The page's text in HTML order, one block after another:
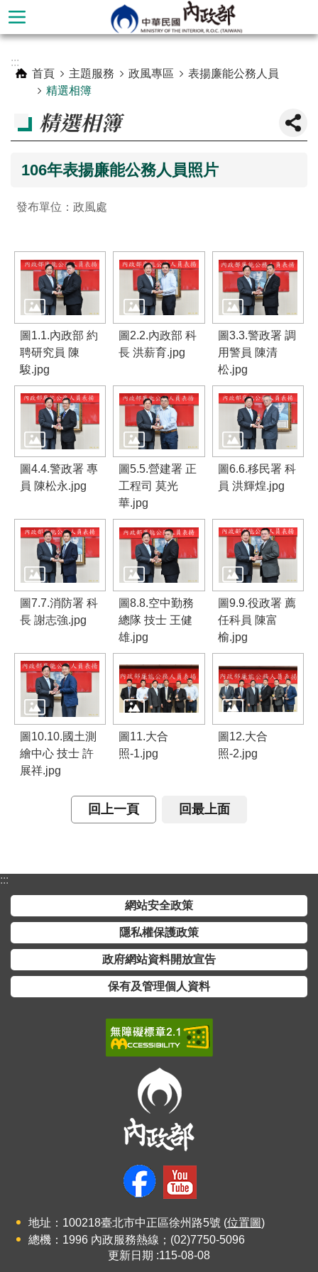
跳到主要內容區塊
階
簡
介
主
政
息
快
遞
主
題
互
動
流
頁
網
站
信
箱
雙
語
彙
:::
首頁
主題服務 政風專區
表揚廉能公務人員
精選相簿
精選相簿
106年表揚廉能公務人員照片
發布單位：政風處
圖1.1.內政部 約
聘研究員 陳
駿.jpg
圖2.2.內政部 科
長 洪薪育.jpg
圖3.3.警政署 調
用警員 陳清
松.jpg
圖4.4.警政署 專
員 陳松永.jpg
圖5.5.營建署 正
工程司 莫光
華.jpg
圖6.6.移民署 科
員 洪輝煌.jpg
圖7.7.消防署 科
長 謝志強.jpg
圖8.8.空中勤務
總隊 技士 王健
雄.jpg
圖9.9.役政署 薦
任科員 陳富
榆.jpg
圖10.10.國土測
繪中心 技士 許
展祥.jpg
圖11.大合
照-1.jpg
圖12.大合
照-2.jpg
回上一頁 回最上面
:::
網站安全政策
隱私權保護政策
政府網站資料開放宣告
保有及管理個人資料
地址：100218臺北市中正區徐州路5號 (位置圖)
總機：1996 內政服務熱線；(02)7750-5096
更新日期
115-08-08